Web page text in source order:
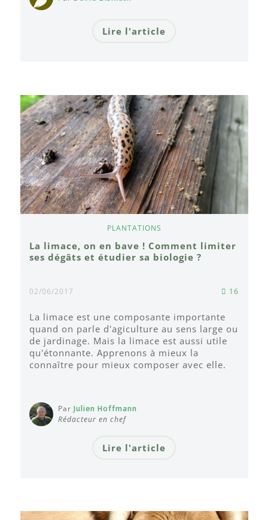
Lire l'article
PLANTATIONS
La limace, on en bave ! Comment limiter
ses dégâts et étudier sa biologie ?
02/06/2017 16
La limace est une composante importante
quand on parle d'agiculture au sens large ou
de jardinage. Mais la limace est aussi utile
qu'étonnante. Apprenons à mieux la
connaître pour mieux composer avec elle.
Par Julien Hoffmann
Rédacteur en chef
Lire l'article